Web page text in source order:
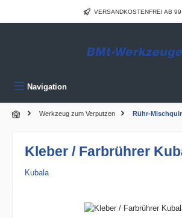
Zum Hauptinhalt springenVERSANDKOSTENFREI AB
Navigation
Werkzeug zum Verputzen Rühr-
Kleber / Farbrührer
Kubala
Bildergalerie überspringen